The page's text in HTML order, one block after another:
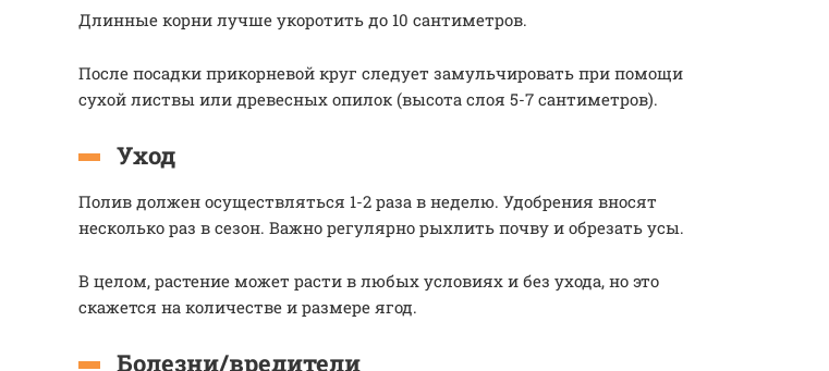
Длинные корни лучше укоротить до 10 сантиметров.
После посадки прикорневой круг следует замульчировать при помощи
сухой листвы или древесных опилок (высота слоя 5-7 сантиметров).
Уход
Полив должен осуществляться 1-2 раза в неделю. Удобрения вносят
несколько раз в сезон. Важно регулярно рыхлить почву и обрезать усы.
В целом, растение может расти в любых условиях и без ухода, но это
скажется на количестве и размере ягод.
Болезни/вредители